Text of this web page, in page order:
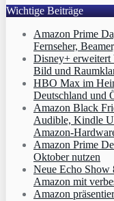
Wichtige Beiträge
Amazon Prime
Fernseher,
Disney+ erweitert
Bild und
HBO Max im
Deutschland und
Amazon Black
Audible, Kindle
Amazon Prime
Oktober nutzen
Neue Echo Show
Amazon mit
Amazon